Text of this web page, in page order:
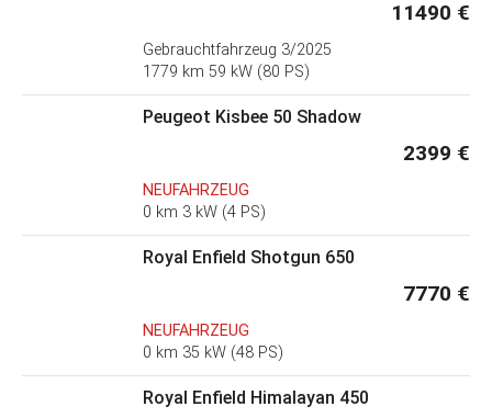
11490 €
Gebrauchtfahrzeug 3/2025
1779 km 59 kW (80 PS)
Peugeot Kisbee 50 Shadow
2399 €
NEUFAHRZEUG
0 km 3 kW (4 PS)
Royal Enfield Shotgun 650
7770 €
NEUFAHRZEUG
0 km 35 kW (48 PS)
Royal Enfield Himalayan 450